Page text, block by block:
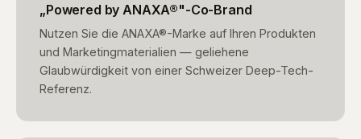
„Powered by ANAXA®"-Co-Brand
Nutzen Sie die ANAXA®-Marke auf Ihren Produkten
und Marketingmaterialien — geliehene
Glaubwürdigkeit von einer Schweizer Deep-Tech-
Referenz.